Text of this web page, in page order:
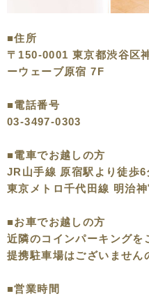
■住所
〒150-0001 東京都渋谷区
ーウェーブ原宿 7F
■電話番号
03-3497-0303
■電車でお越しの方
JR山手線 原宿駅より徒歩6
東京メトロ千代田線 明治
■お車でお越しの方
近隣のコインパーキングを
提携駐車場はございません
■営業時間